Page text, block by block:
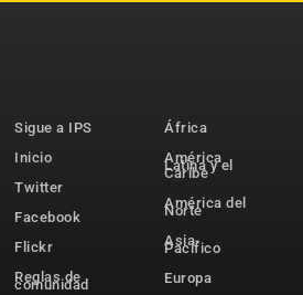
Sigue a IPS
Inicio
Twitter
Facebook
Flickr
Reglas de
comunidad
África
América
Latina y el
Caribe
América del
Norte
Asia-
Pacífico
Europa